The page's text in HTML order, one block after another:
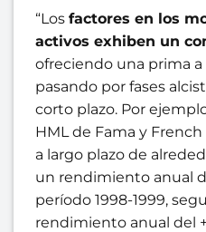
“Los factores en los
activos exhiben un
ofreciendo una prima a
pasando por fases
corto plazo. Por
HML de Fama y
a largo plazo de
un rendimiento anual
período 1998-1999,
rendimiento anual del